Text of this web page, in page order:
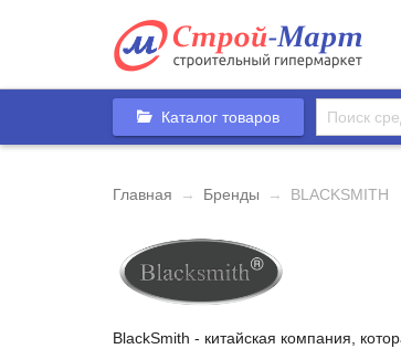
Каталог товаров
Главная → Бренды → BLACKSMITH
BlackSmith - китайская компания,